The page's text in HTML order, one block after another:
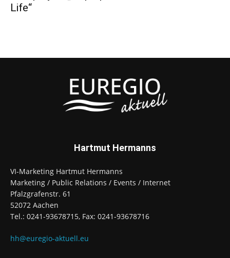
Life“
Hartmut Hermanns
VI-Marketing Hartmut Hermanns
Marketing / Public Relations / Events / Internet
Pfalzgrafenstr. 61
52072 Aachen
Tel.: 0241-93678715, Fax: 0241-93678716
hh@euregio-aktuell.eu